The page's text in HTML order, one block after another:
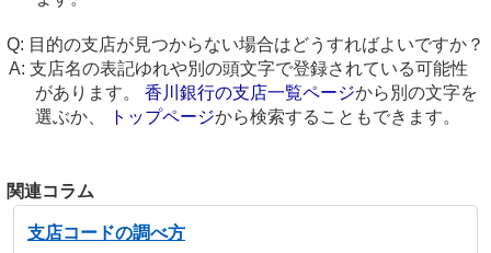
目的の支店が見つからない場合はどうすればよいですか？
支店名の表記ゆれや別の頭文字で登録されている可能性
があります。 香川銀行の支店一覧ページから別の文字を
選ぶか、
トップページから検索することもできます。
関連コラム
支店コードの調べ方